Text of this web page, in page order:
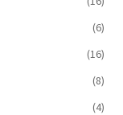
(6)
(16)
(8)
(4)